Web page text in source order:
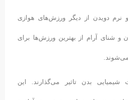
نرم دویدن از دیگر ورزش‌های هوازی
و شنای آرام از بهترین ورزش‌ها برای
بدن تاثیر می‌گذارند. این